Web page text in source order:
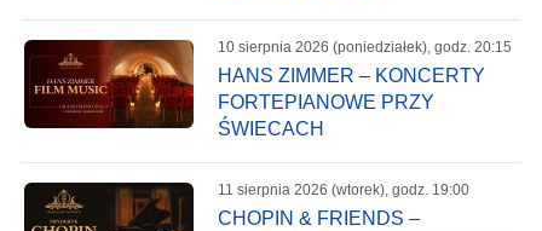
10 sierpnia 2026 (poniedziałek), godz. 20:15
HANS ZIMMER – KONCERTY
FORTEPIANOWE PRZY
ŚWIECACH
11 sierpnia 2026 (wtorek), godz. 19:00
CHOPIN & FRIENDS –